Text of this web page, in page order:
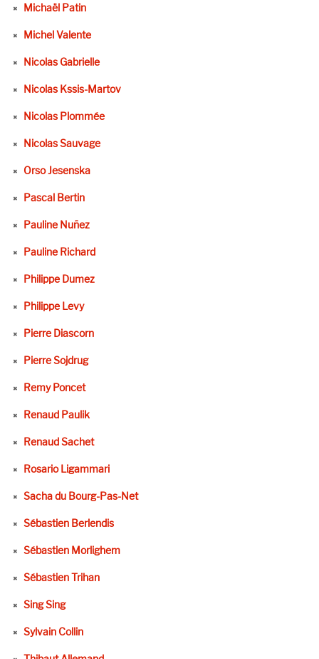
Michaël Patin
Michel Valente
Nicolas Gabrielle
Nicolas Kssis-Martov
Nicolas Plommée
Nicolas Sauvage
Orso Jesenska
Pascal Bertin
Pauline Nuñez
Pauline Richard
Philippe Dumez
Philippe Levy
Pierre Diascorn
Pierre Sojdrug
Remy Poncet
Renaud Paulik
Renaud Sachet
Rosario Ligammari
Sacha du Bourg-Pas-Net
Sébastien Berlendis
Sébastien Morlighem
Sébastien Trihan
Sing Sing
Sylvain Collin